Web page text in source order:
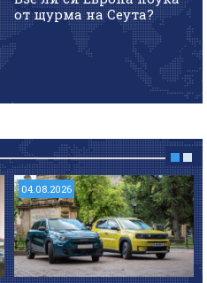
от щурма на Сеута?
04.08.2026